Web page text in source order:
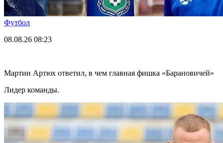
Футбол
08.08.26 08:23
Мартин Артюх ответил, в чем главная фишка «Барановичей»
Лидер команды.